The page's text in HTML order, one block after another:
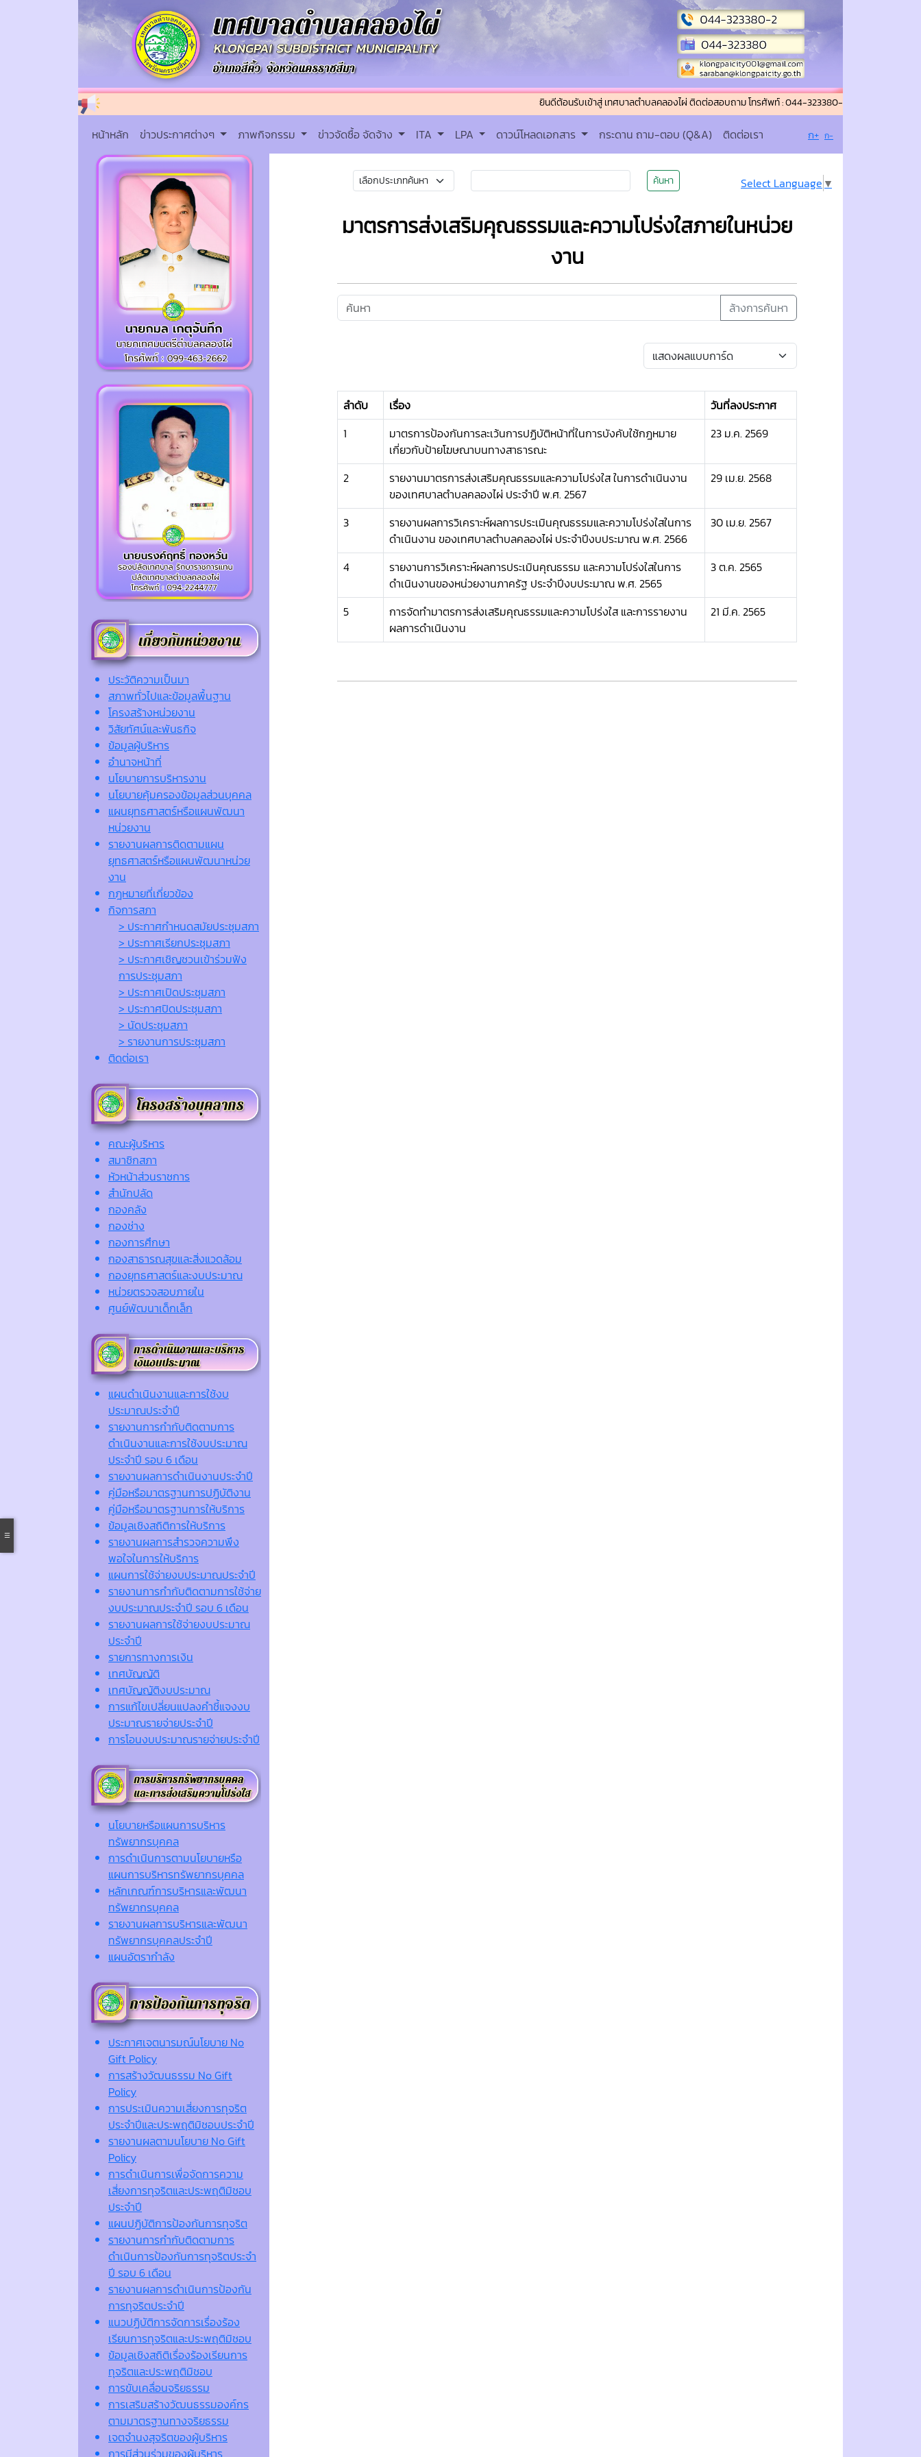
ยินดีต้อนรับเข้าสู่ เทศบาลตำบลคลองไผ่ ติดต่อสอบถาม โทรศัพท์ : 044-323380-2 โทรสาร (แฟกซ์) : 044-
หน้าหลัก ข่าวประกาศต่างๆ ภาพกิจกรรม ข่าวจัดซื้อ จัดจ้าง ITA LPA ดาวน์โหลดเอกสาร กระดาน ถาม-ตอบ (Q&A) ติดต่อเรา ก+ ก-
ประวัติความเป็นมา
สภาพทั่วไปและข้อมูลพื้นฐาน
โครงสร้างหน่วยงาน
วิสัยทัศน์และพันธกิจ
ข้อมูลผู้บริหาร
อำนาจหน้าที่
นโยบายการบริหารงาน
นโยบายคุ้มครองข้อมูลส่วนบุคคล
แผนยุทธศาสตร์หรือแผนพัฒนา
หน่วยงาน
รายงานผลการติดตามแผน
ยุทธศาสตร์หรือแผนพัฒนาหน่วย
งาน
กฎหมายที่เกี่ยวข้อง
กิจการสภา
> ประกาศกำหนดสมัยประชุมสภา
> ประกาศเรียกประชุมสภา
> ประกาศเชิญชวนเข้าร่วมฟัง
การประชุมสภา
> ประกาศเปิดประชุมสภา
> ประกาศปิดประชุมสภา
> นัดประชุมสภา
> รายงานการประชุมสภา
ติดต่อเรา
คณะผู้บริหาร
สมาชิกสภา
หัวหน้าส่วนราชการ
สำนักปลัด
กองคลัง
กองช่าง
กองการศึกษา
กองสาธารณสุขและสิ่งแวดล้อม
กองยุทธศาสตร์และงบประมาณ
หน่วยตรวจสอบภายใน
ศูนย์พัฒนาเด็กเล็ก
แผนดำเนินงานและการใช้งบ
ประมาณประจำปี
รายงานการกำกับติดตามการ
ดำเนินงานและการใช้งบประมาณ
ประจำปี รอบ 6 เดือน
รายงานผลการดำเนินงานประจำปี
คู่มือหรือมาตรฐานการปฏิบัติงาน
คู่มือหรือมาตรฐานการให้บริการ
ข้อมูลเชิงสถิติการให้บริการ
รายงานผลการสำรวจความพึง
พอใจในการให้บริการ
แผนการใช้จ่ายงบประมาณประจำปี
รายงานการกำกับติดตามการใช้จ่าย
งบประมาณประจำปี รอบ 6 เดือน
รายงานผลการใช้จ่ายงบประมาณ
ประจำปี
รายการทางการเงิน
เทศบัญญัติ
เทศบัญญัติงบประมาณ
การแก้ไขเปลี่ยนแปลงคำชี้แจงงบ
ประมาณรายจ่ายประจำปี
การโอนงบประมาณรายจ่ายประจำปี
นโยบายหรือแผนการบริหาร
ทรัพยากรบุคคล
การดำเนินการตามนโยบายหรือ
แผนการบริหารทรัพยากรบุคคล
หลักเกณฑ์การบริหารและพัฒนา
ทรัพยากรบุคคล
รายงานผลการบริหารและพัฒนา
ทรัพยากรบุคคลประจำปี
แผนอัตรากำลัง
ประกาศเจตนารมณ์นโยบาย No
Gift Policy
การสร้างวัฒนธรรม No Gift
Policy
การประเมินความเสี่ยงการทุจริต
ประจำปีและประพฤติมิชอบประจำปี
รายงานผลตามนโยบาย No Gift
Policy
การดำเนินการเพื่อจัดการความ
เสี่ยงการทุจริตและประพฤติมิชอบ
ประจำปี
แผนปฏิบัติการป้องกันการทุจริต
รายงานการกำกับติดตามการ
ดำเนินการป้องกันการทุจริตประจำ
ปี รอบ 6 เดือน
รายงานผลการดำเนินการป้องกัน
การทุจริตประจำปี
แนวปฏิบัติการจัดการเรื่องร้อง
เรียนการทุจริตและประพฤติมิชอบ
ข้อมูลเชิงสถิติเรื่องร้องเรียนการ
ทุจริตและประพฤติมิชอบ
การขับเคลื่อนจริยธรรม
การเสริมสร้างวัฒนธรรมองค์กร
ตามมาตรฐานทางจริยธรรม
เจตจํานงสุจริตของผู้บริหาร
การมีส่วนร่วมของผู้บริหาร
ค้นหา Select Language ▼
มาตรการส่งเสริมคุณธรรมและความโปร่งใสภายในหน่วย
งาน
ล้างการค้นหา
ลำดับ เรื่อง
วันที่ลงประกาศ
1
มาตรการป้องกันการละเว้นการปฏิบัติหน้าที่ในการบังคับใช้กฎหมาย
เกี่ยวกับป้ายโฆษณาบนทางสาธารณะ
23 ม.ค. 2569
2
รายงานมาตรการส่งเสริมคุณธรรมและความโปร่งใส ในการดำเนินงาน
ของเทศบาลตำบลคลองไผ่ ประจำปี พ.ศ. 2567
29 เม.ย. 2568
3
รายงานผลการวิเคราะห์ผลการประเมินคุณธรรมและความโปร่งใสในการ
ดำเนินงาน ของเทศบาลตำบลคลองไผ่ ประจำปีงบประมาณ พ.ศ. 2566
30 เม.ย. 2567
4
รายงานการวิเคราะห์ผลการประเมินคุณธรรม และความโปร่งใสในการ
ดำเนินงานของหน่วยงานภาครัฐ ประจำปีงบประมาณ พ.ศ. 2565
3 ต.ค. 2565
5
การจัดทำมาตรการส่งเสริมคุณธรรมและความโปร่งใส และการรายงาน
ผลการดำเนินงาน
21 มี.ค. 2565